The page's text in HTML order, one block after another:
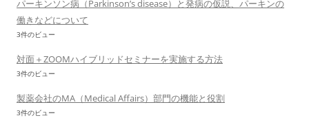
パーキンソン病（Parkinson’s disease）と発病の仮説、パーキンの
働きなどについて
3件のビュー
対面＋ZOOMハイブリッドセミナーを実施する方法
3件のビュー
製薬会社のMA（Medical Affairs）部門の機能と役割
3件のビュー